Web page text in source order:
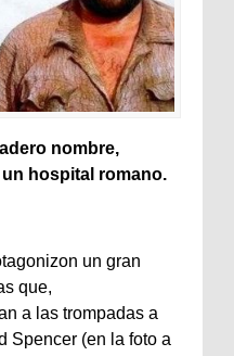
nombre,
hospital romano.
un gran
que,
a las trompadas a
Spencer (en la foto a